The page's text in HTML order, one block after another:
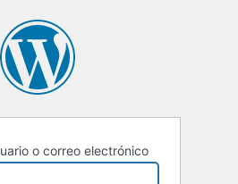
o correo electrónico